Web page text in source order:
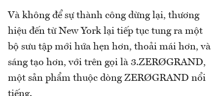
Và không để sự thành công dừng lại, thương
hiệu đến từ New York lại tiếp tục tung ra một
bộ sưu tập mới hứa hẹn hơn, thoải mái hơn, và
sáng tạo hơn, với trên gọi là 3.ZERØGRAND,
một sản phẩm thuộc dòng ZERØGRAND nổi